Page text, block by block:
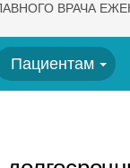
ВРАЧА
Пациентам